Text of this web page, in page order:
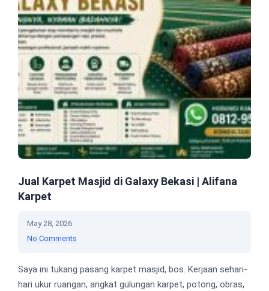
Jual Karpet Masjid di Galaxy Bekasi | Alifana
Karpet
May 28, 2026
No Comments
Saya ini tukang pasang karpet masjid, bos. Kerjaan sehari-
hari ukur ruangan, angkat gulungan karpet, potong, obras,